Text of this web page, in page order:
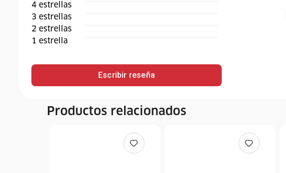
4 estrellas
3 estrellas
2 estrellas
1 estrella
Escribir reseña
Productos relacionados